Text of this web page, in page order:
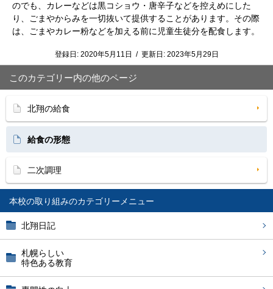
本校の取り組み
北翔日記
札幌らしい
特色ある教育
のでも、カレーなどは黒コショウ・唐辛子などを控えめにした
り、ごまやからみを一切抜いて提供することがあります。その際
は、ごまやカレー粉などを加える前に児童生徒分を配食します。
登録日: 2020年5月11日 / 更新日: 2023年5月29日
このカテゴリー内の他のページ
北翔の給食
給食の形態
二次調理